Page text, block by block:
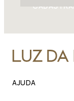
AJUDA